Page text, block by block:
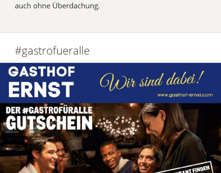
auch ohne Überdachung.
#gastrofueralle